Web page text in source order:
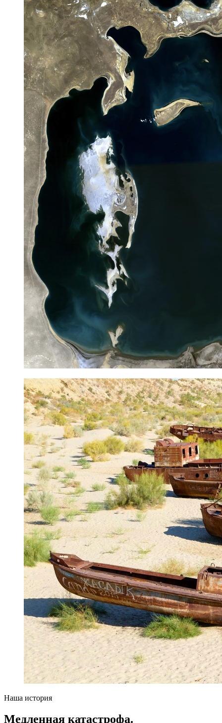
Наша история
Медленная катастрофа.